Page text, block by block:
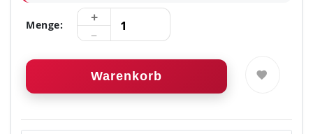
Menge:
Warenkorb